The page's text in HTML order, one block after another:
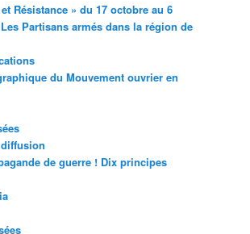
Résistance » du 17 octobre au 6
Partisans armés dans la région de
du Mouvement ouvrier en
de guerre ! Dix principes